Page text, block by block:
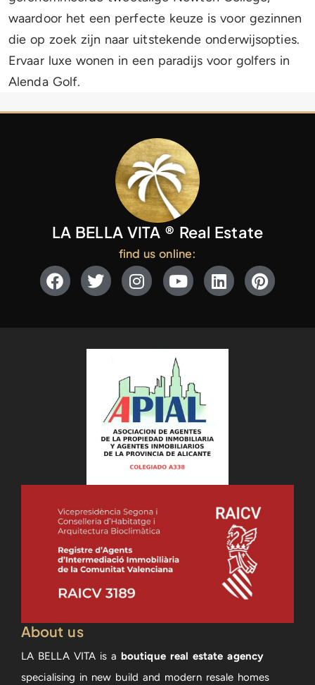
waardoor het een perfecte keuze is voor gezinnen
die op zoek zijn naar uitstekende onderwijsopties.
Ervaar luxe wonen in een paradijs voor golfers in
Alenda Golf.
LA BELLA VITA ® Real Estate
find us online:
About us
LA BELLA VITA is a boutique real estate agency
specialising in new build and modern resale homes